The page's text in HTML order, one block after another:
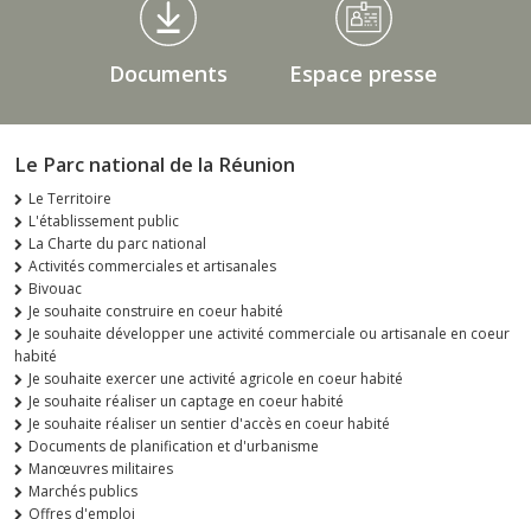
Documents Espace presse
Le Parc national de la Réunion
Le Territoire
L'établissement public
La Charte du parc national
Activités commerciales et artisanales
Bivouac
Je souhaite construire en coeur habité
Je souhaite développer une activité commerciale ou artisanale en coeur
habité
Je souhaite exercer une activité agricole en coeur habité
Je souhaite réaliser un captage en coeur habité
Je souhaite réaliser un sentier d'accès en coeur habité
Documents de planification et d'urbanisme
Manœuvres militaires
Marchés publics
Offres d'emploi